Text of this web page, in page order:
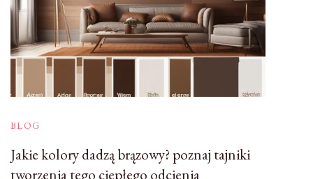
BLOG
Jakie kolory dadzą brązowy? poznaj tajniki
tworzenia tego ciepłego odcienia